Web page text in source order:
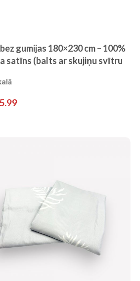
gumijas 180×230 cm – 100%
satīns (balts ar skujiņu svītru
5.99